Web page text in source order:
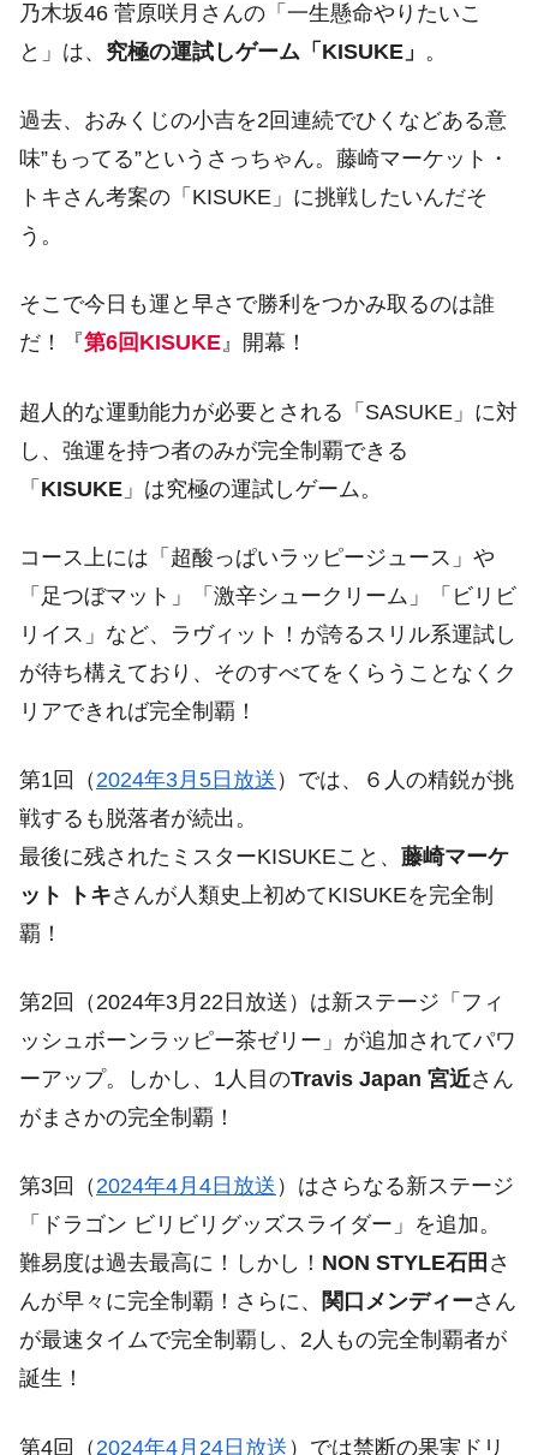
乃木坂46 菅原咲月さんの「一生懸命やりたいこ
と」は、 究極の運試しゲーム「KISUKE」 。
過去、おみくじの小吉を2回連続でひくなどある意
味”もってる”というさっちゃん。藤崎マーケット・
トキさん考案の「KISUKE」に挑戦したいんだそ
う。
そこで今日も運と早さで勝利をつかみ取るのは誰
だ！『第6回KISUKE』開幕！
超人的な運動能力が必要とされる「SASUKE」に対
し、強運を持つ者のみが完全制覇できる
「 KISUKE 」は究極の運試しゲーム。
コース上には「超酸っぱいラッピージュース」や
「足つぼマット」「激辛シュークリーム」「ビリビ
リイス」など、ラヴィット！が誇るスリル系運試し
が待ち構えており、そのすべてをくらうことなくク
リアできれば完全制覇！
第1回（ 2024年3月5日放送 ）では、６人の精鋭が挑
戦するも脱落者が続出。
最後に残されたミスターKISUKEこと、 藤崎マーケ
ット トキさんが人類史上初めてKISUKEを完全制
覇！
第2回（2024年3月22日放送）は新ステージ「フィ
ッシュボーンラッピー茶ゼリー」が追加されてパワ
ーアップ。しかし、1人目のTravis Japan 宮近さん
がまさかの完全制覇！
第3回（ 2024年4月4日放送 ）はさらなる新ステージ
「ドラゴン ビリビリグッズスライダー」を追加。
難易度は過去最高に！しかし！ NON STYLE石田 さ
んが早々に完全制覇！さらに、 関口メンディーさん
が最速タイムで完全制覇し、2人もの完全制覇者が
誕生！
第4回（ 2024年4月24日放送 ）では禁断の果実ドリ